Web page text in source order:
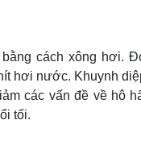
cách xông hơi.
hơi nước. Khuynh
các vấn đề về hô
tối.